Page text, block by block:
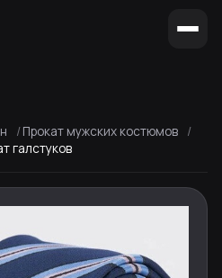
Прокат мужских костюмов
галстуков